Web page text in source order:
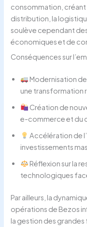
consommation, créant
distribution, la
soulève cependant
économiques et de
Conséquences sur
Modernisation
une transformation
Création de
e-commerce et du
Accélération de
investissements
Réflexion sur la
technologiques
Par ailleurs, la
opérations de Bezos
la gestion des